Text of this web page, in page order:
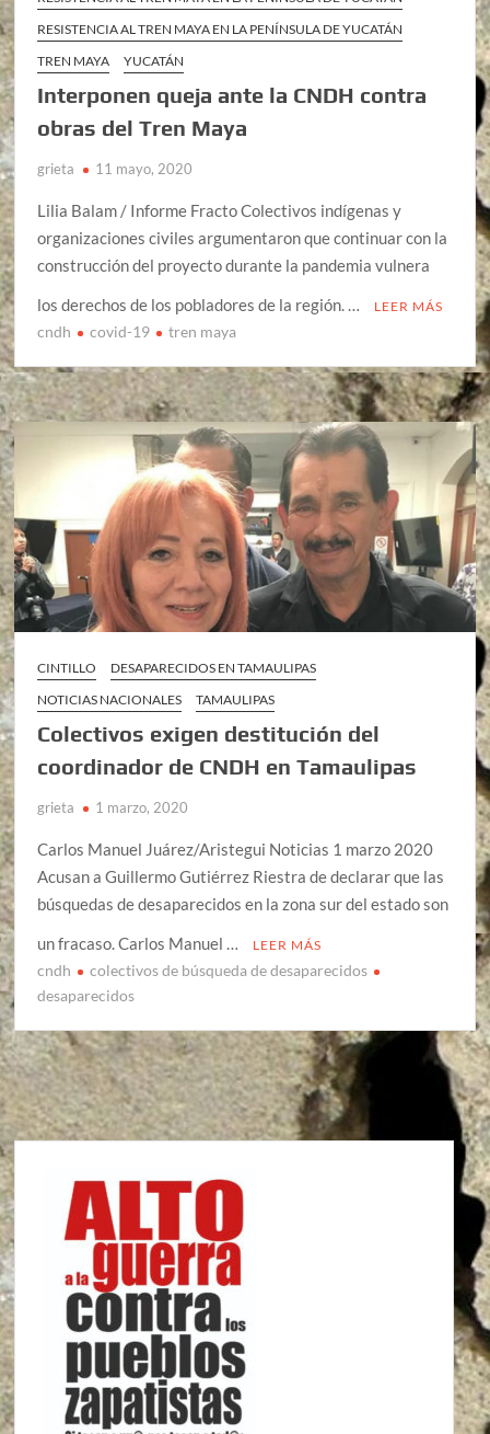
RESISTENCIA AL TREN MAYA EN LA PENÍNSULA DE YUCATÁN
TREN MAYA
YUCATÁN
Interponen queja ante la CNDH contra
obras del Tren Maya
grieta 11 mayo, 2020
Lilia Balam / Informe Fracto Colectivos indígenas y
organizaciones civiles argumentaron que continuar con la
construcción del proyecto durante la pandemia vulnera
los derechos de los pobladores de la región. …
LEER MÁS
cndh covid-19 tren maya
CINTILLO
DESAPARECIDOS EN TAMAULIPAS
NOTICIAS NACIONALES
TAMAULIPAS
Colectivos exigen destitución del
coordinador de CNDH en Tamaulipas
grieta 1 marzo, 2020
Carlos Manuel Juárez/Aristegui Noticias 1 marzo 2020
Acusan a Guillermo Gutiérrez Riestra de declarar que las
búsquedas de desaparecidos en la zona sur del estado son
un fracaso. Carlos Manuel …
LEER MÁS
cndh
colectivos de búsqueda de desaparecidos
desaparecidos